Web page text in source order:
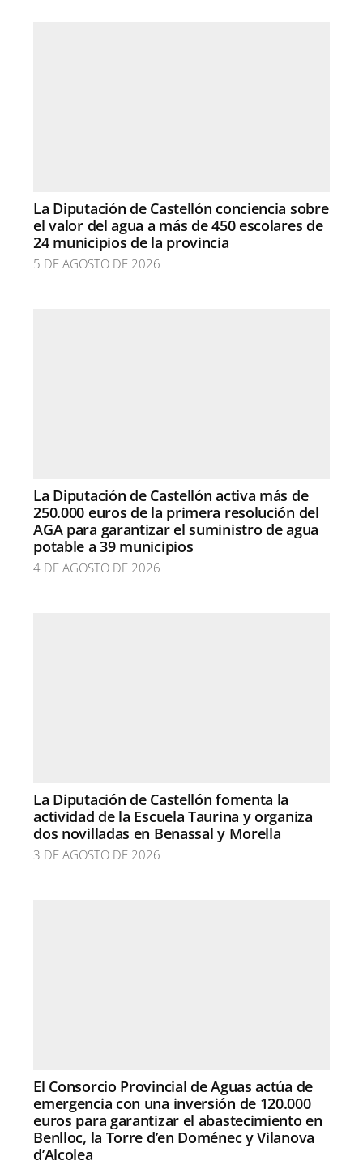
La Diputación de Castellón conciencia sobre
el valor del agua a más de 450 escolares de
24 municipios de la provincia
5 DE AGOSTO DE 2026
La Diputación de Castellón activa más de
250.000 euros de la primera resolución del
AGA para garantizar el suministro de agua
potable a 39 municipios
4 DE AGOSTO DE 2026
La Diputación de Castellón fomenta la
actividad de la Escuela Taurina y organiza
dos novilladas en Benassal y Morella
3 DE AGOSTO DE 2026
El Consorcio Provincial de Aguas actúa de
emergencia con una inversión de 120.000
euros para garantizar el abastecimiento en
Benlloc, la Torre d’en Doménec y Vilanova
d’Alcolea